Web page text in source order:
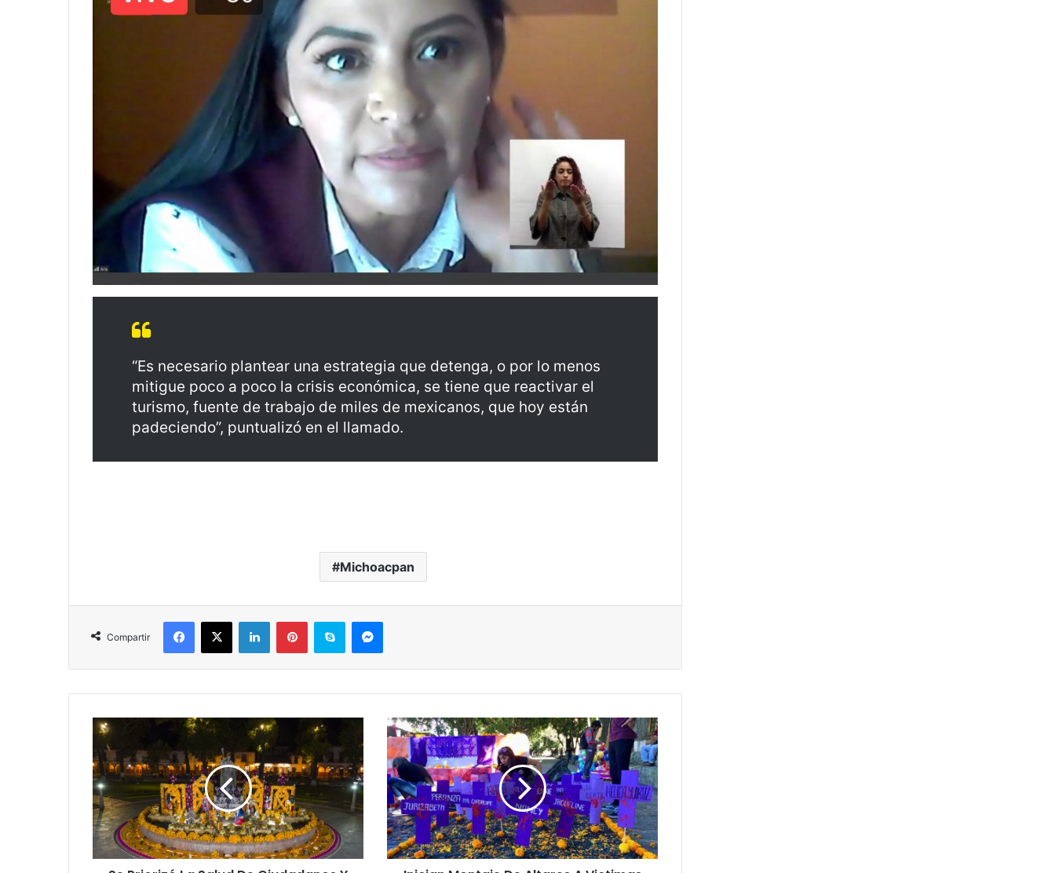
“Es necesario plantear una estrategia que detenga, o por lo menos
mitigue poco a poco la crisis económica, se tiene que reactivar el
turismo, fuente de trabajo de miles de mexicanos, que hoy están
padeciendo”, puntualizó en el llamado.
Michoacpan
Compartir
Facebook
X LinkedInPinterestSkype Messenger
Se
Priorizó
La
Salud
De
Ciudadanos
Y
Turistas
En
Inician
Montaje
De
Altares
A
Victimas
De
Feminicidio
En